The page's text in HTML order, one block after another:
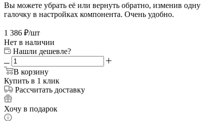
Вы можете убрать её или вернуть обратно, изменив одну
галочку в настройках компонента. Очень удобно.
1 386 ₽/шт
Нет в наличии
Нашли дешевле?
В корзину
Купить в 1 клик
Рассчитать доставку
Хочу в подарок